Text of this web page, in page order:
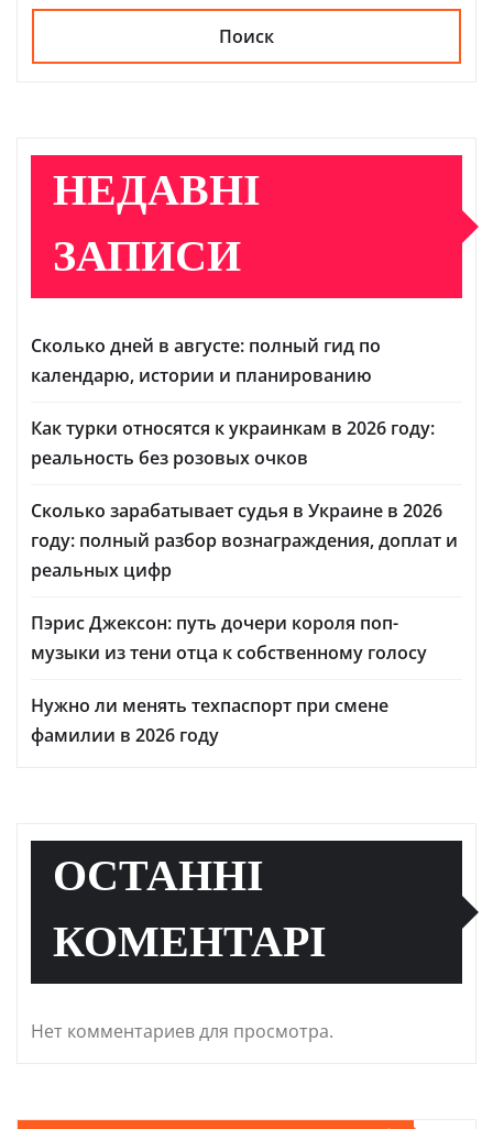
Поиск
НЕДАВНІ
ЗАПИСИ
Сколько дней в августе: полный гид по
календарю, истории и планированию
Как турки относятся к украинкам в 2026 году:
реальность без розовых очков
Сколько зарабатывает судья в Украине в 2026
году: полный разбор вознаграждения, доплат и
реальных цифр
Пэрис Джексон: путь дочери короля поп-
музыки из тени отца к собственному голосу
Нужно ли менять техпаспорт при смене
фамилии в 2026 году
ОСТАННІ
КОМЕНТАРІ
Нет комментариев для просмотра.